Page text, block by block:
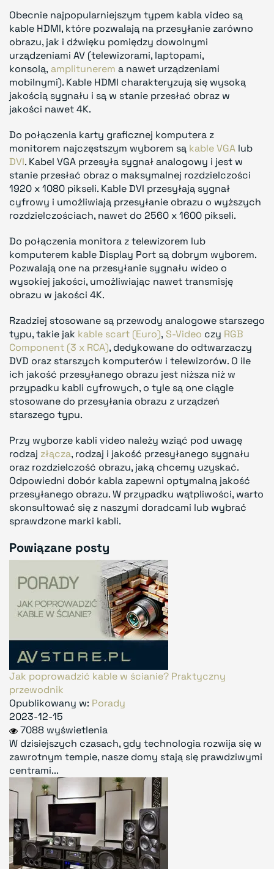
Obecnie najpopularniejszym typem kabla video są
kable HDMI, które pozwalają na przesyłanie zarówno
obrazu, jak i dźwięku pomiędzy dowolnymi
urządzeniami AV (telewizorami, laptopami,
konsolą, amplitunerem a nawet urządzeniami
mobilnymi). Kable HDMI charakteryzują się wysoką
jakością sygnału i są w stanie przesłać obraz w
jakości nawet 4K.
Do połączenia karty graficznej komputera z
monitorem najczęstszym wyborem są kable VGA lub
DVI. Kabel VGA przesyła sygnał analogowy i jest w
stanie przesłać obraz o maksymalnej rozdzielczości
1920 x 1080 pikseli. Kable DVI przesyłają sygnał
cyfrowy i umożliwiają przesyłanie obrazu o wyższych
rozdzielczościach, nawet do 2560 x 1600 pikseli.
Do połączenia monitora z telewizorem lub
komputerem kable Display Port są dobrym wyborem.
Pozwalają one na przesyłanie sygnału wideo o
wysokiej jakości, umożliwiając nawet transmisję
obrazu w jakości 4K.
Rzadziej stosowane są przewody analogowe starszego
typu, takie jak kable scart (Euro), S-Video czy RGB
Component (3 x RCA), dedykowane do odtwarzaczy
DVD oraz starszych komputerów i telewizorów. O ile
ich jakość przesyłanego obrazu jest niższa niż w
przypadku kabli cyfrowych, o tyle są one ciągle
stosowane do przesyłania obrazu z urządzeń
starszego typu.
Przy wyborze kabli video należy wziąć pod uwagę
rodzaj złącza, rodzaj i jakość przesyłanego sygnału
oraz rozdzielczość obrazu, jaką chcemy uzyskać.
Odpowiedni dobór kabla zapewni optymalną jakość
przesyłanego obrazu. W przypadku wątpliwości, warto
skonsultować się z naszymi doradcami lub wybrać
sprawdzone marki kabli.
Powiązane posty
Jak poprowadzić kable w ścianie? Praktyczny
przewodnik
Opublikowany w: Porady
2023-12-15
7088 wyświetlenia
W dzisiejszych czasach, gdy technologia rozwija się w
zawrotnym tempie, nasze domy stają się prawdziwymi
centrami...